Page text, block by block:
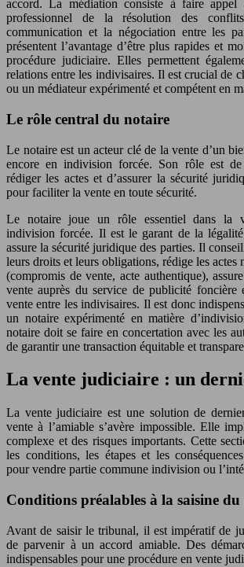
accord. La médiation consiste à faire appel
professionnel de la résolution des
communication et la négociation entre les
présentent l’avantage d’être plus rapides et
procédure judiciaire. Elles permettent
relations entre les indivisaires. Il est crucial de
ou un médiateur expérimenté et compétent en
Le rôle central du notaire
Le notaire est un acteur clé de la vente d’un
encore en indivision forcée. Son rôle est
rédiger les actes et d’assurer la sécurité
pour faciliter la vente en toute sécurité.
Le notaire joue un rôle essentiel dans la
indivision forcée. Il est le garant de la
assure la sécurité juridique des parties. Il
leurs droits et leurs obligations, rédige les actes
(compromis de vente, acte authentique),
vente auprès du service de publicité
vente entre les indivisaires. Il est donc
un notaire expérimenté en matière
notaire doit se faire en concertation avec les
de garantir une transaction équitable et
La vente judiciaire : un
La vente judiciaire est une solution de
vente à l’amiable s’avère impossible. Elle
complexe et des risques importants. Cette
les conditions, les étapes et les
pour vendre partie commune indivision ou
Conditions préalables à la saisine
Avant de saisir le tribunal, il est impératif de
de parvenir à un accord amiable. Des
indispensables pour une procédure en vente